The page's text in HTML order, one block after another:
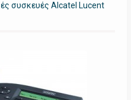
συσκευές Alcatel Lucent